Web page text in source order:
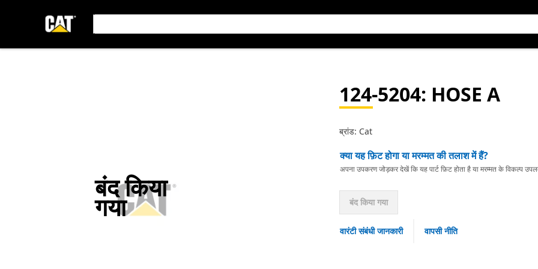
बंद किया
गया
124-5204: HOSE A
ब्रांड: Cat
क्या यह फ़िट होगा या मरम्मत की तलाश में हैं?
अपना उपकरण जोड़कर देखें कि यह पार्ट फ़िट होता है या मरम्मत के विकल्प
बंद किया गया
वारंटी संबंधी जानकारी वापसी नीति